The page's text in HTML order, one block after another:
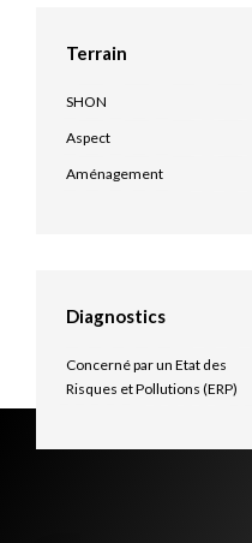
Terrain
SHON
Aspect
Aménagement
Diagnostics
Concerné par un Etat des
Risques et Pollutions (ERP)